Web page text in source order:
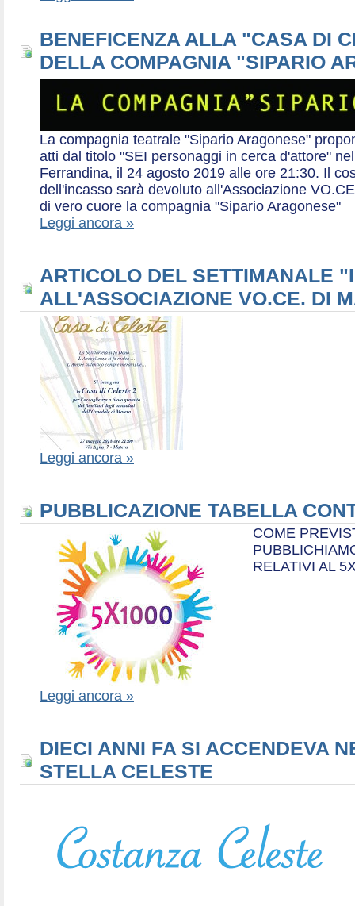
BENEFICENZA ALLA "CASA DI
DELLA COMPAGNIA "SIPARIO
La compagnia teatrale "Sipario Aragonese"
atti dal titolo "SEI personaggi in cerca d'attore"
Ferrandina, il 24 agosto 2019 alle ore 21:30. Il
dell'incasso sarà devoluto all'Associazione
di vero cuore la compagnia "Sipario Aragonese"
Leggi ancora »
ARTICOLO DEL SETTIMANALE
ALL'ASSOCIAZIONE VO.CE. DI
Leggi ancora »
PUBBLICAZIONE TABELLA
COME
RELATIVI AL
Leggi ancora »
DIECI ANNI FA SI ACCENDEVA
STELLA CELESTE